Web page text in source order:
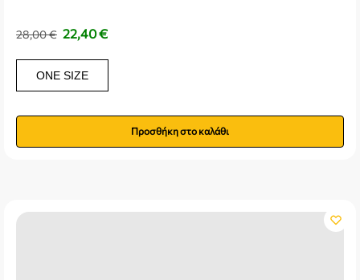
28,00€ 22,40€
ONE SIZE
Προσθήκη στο καλάθι